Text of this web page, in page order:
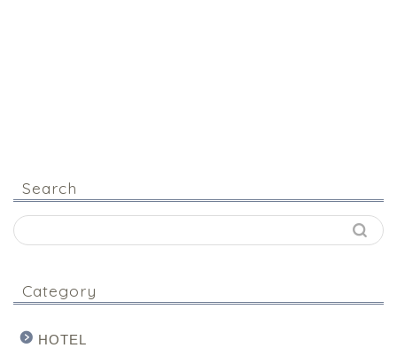
Search
Category
HOTEL